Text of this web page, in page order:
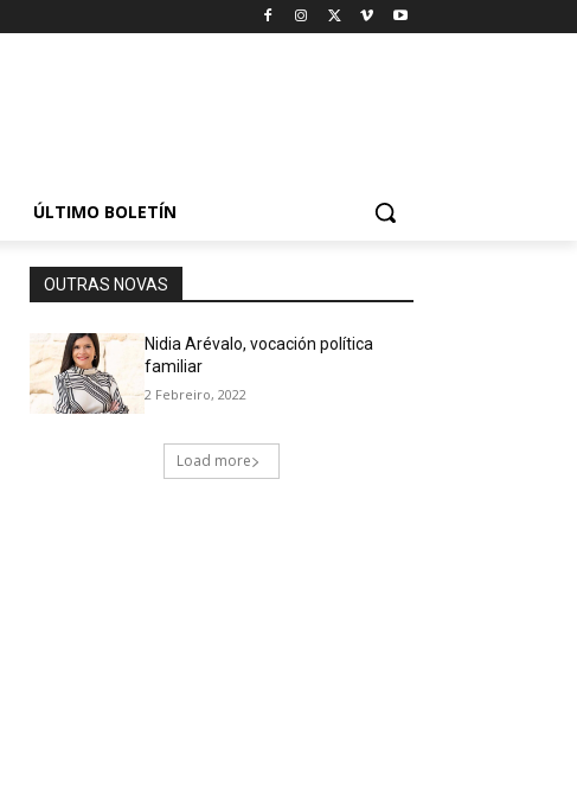
ÚLTIMO BOLETÍN
OUTRAS NOVAS
Nidia Arévalo, vocación política
familiar
2 Febreiro, 2022
Load more